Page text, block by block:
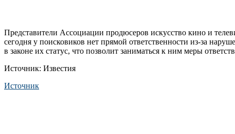
Представители Ассоциации продюсеров искусство кино и
сегодня у поисковиков нет прямой ответственности из-за
в законе их статус, что позволит заниматься к ним меры
Источник: Известия
Источник